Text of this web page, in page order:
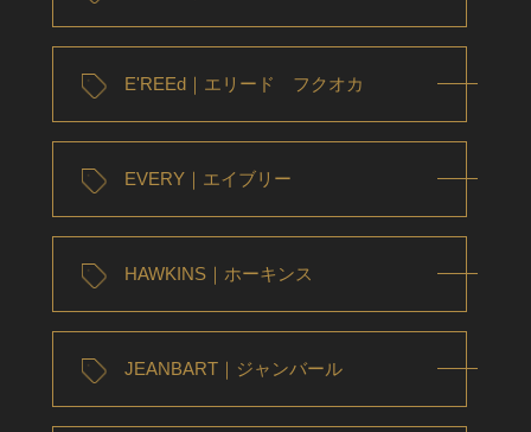
E'REEd｜エリード フクオカ
EVERY｜エイブリー
HAWKINS｜ホーキンス
JEANBART｜ジャンバール